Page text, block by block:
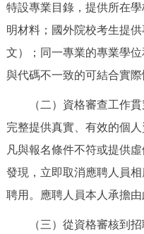
特設專業目錄，提供所在
明材料；國外院校考生提
文）；同一專業的專業學
與代碼不一致的可結合實際
（二）資格審查工作貫
完整提供真實、有效的個
凡與報名條件不符或提供
發現，立即取消應聘人員
聘用。應聘人員本人承擔由
（三）從資格審核到招